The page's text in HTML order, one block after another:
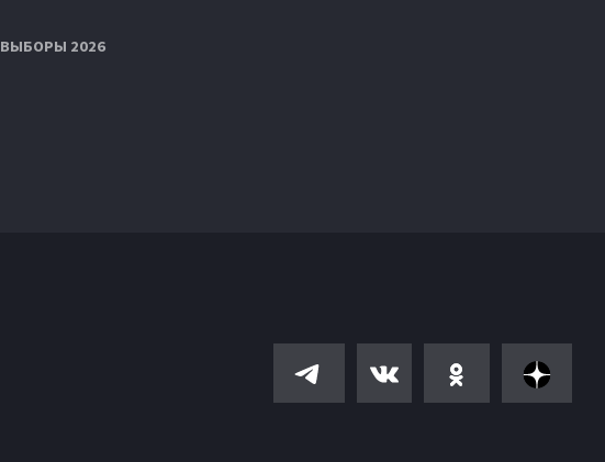
ВЫБОРЫ 2026